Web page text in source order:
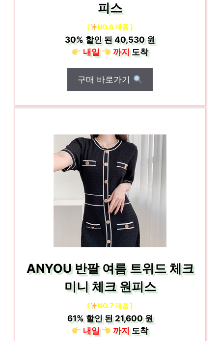
피스
[ NO.6 제품 ]
30%할인 된40,530 원
내일
까지도착
구매 바로가기
ANYOU 반팔 여름 트위드 체크
미니 체크 원피스
[ NO.7 제품 ]
61%할인 된21,600 원
내일
까지도착